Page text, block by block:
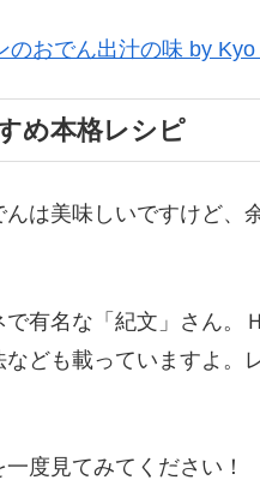
のおでん出汁の味 by Kyo
め本格レシピ
は美味しいですけど、
有名な「紀文」さん。
ども載っていますよ。
度見てみてください！